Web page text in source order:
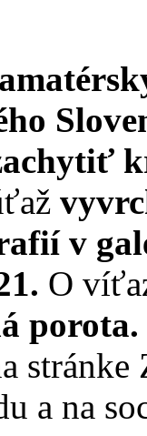
v
O
porota.
stránke
a na